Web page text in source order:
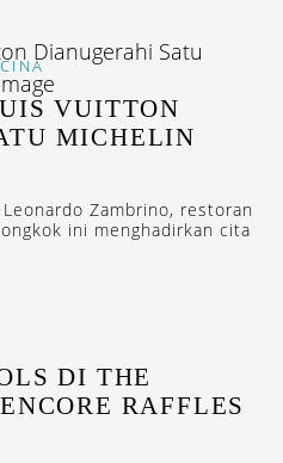
VUITTON
MICHELIN
Zambrino, restoran
ini menghadirkan cita
DI THE
RAFFLES